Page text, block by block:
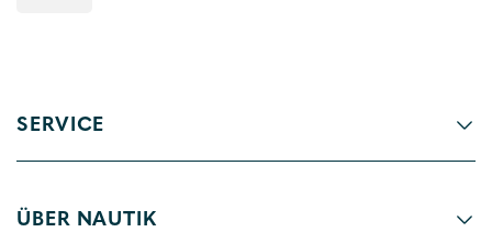
SERVICE
ÜBER NAUTIK